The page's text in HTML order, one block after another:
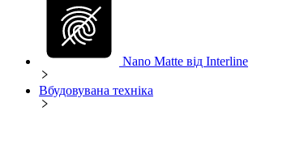
Nano Matte від Interline
Вбудовувана техніка